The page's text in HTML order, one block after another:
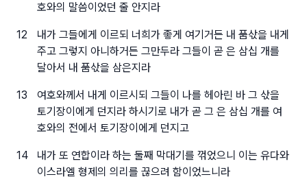
호와의 말씀이었던 줄 안지라
12
내가 그들에게 이르되 너희가 좋게 여기거든 내 품삯을 내게
주고 그렇지 아니하거든 그만두라 그들이 곧 은 삼십 개를
달아서 내 품삯을 삼은지라
13
여호와께서 내게 이르시되 그들이 나를 헤아린 바 그 삯을
토기장이에게 던지라 하시기로 내가 곧 그 은 삼십 개를 여
호와의 전에서 토기장이에게 던지고
14
내가 또 연합이라 하는 둘째 막대기를 꺾었으니 이는 유다와
이스라엘 형제의 의리를 끊으려 함이었느니라